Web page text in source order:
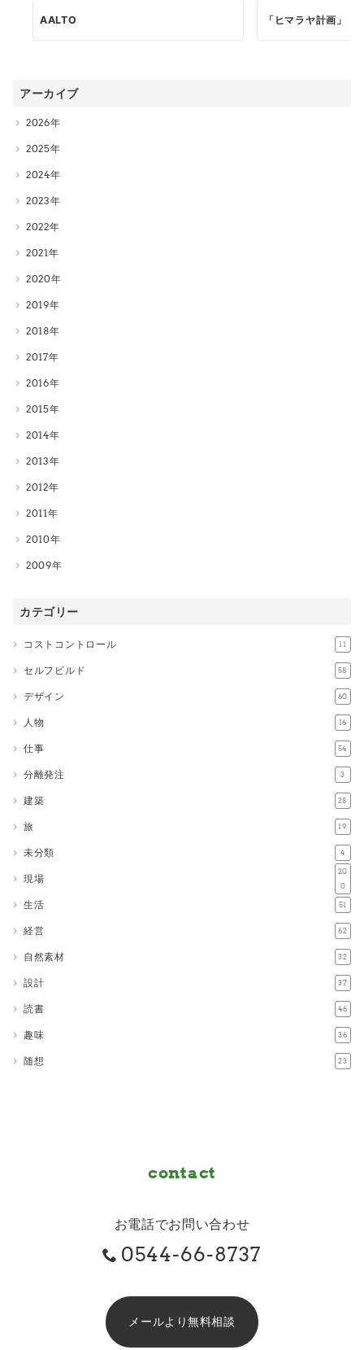
AALTO 「ヒマラヤ計画」
アーカイブ
2026
2025
2024
2023
2022
2021
2020
2019
2018
2017
2016
2015
2014
2013
2012
2011
2010
2009
カテゴリー
コストコントロール 11
セルフビルド 58
デザイン 60
人物 16
仕事 54
分離発注 3
建築 28
旅 19
未分類 4
現場
20
0
生活 51
経営 62
自然素材 32
設計 37
読書 46
趣味 36
随想 23
contact
お電話でお問い合わせ
0544-66-8737
メールより無料相談